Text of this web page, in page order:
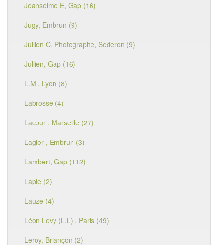
Jeanselme E, Gap (16)
Jugy, Embrun (9)
Jullien C, Photographe, Sederon (9)
Jullien, Gap (16)
L.M , Lyon (8)
Labrosse (4)
Lacour , Marseille (27)
Lagier , Embrun (3)
Lambert, Gap (112)
Lapie (2)
Lauze (4)
Léon Levy (L.L) , Paris (49)
Leroy, Briançon (2)